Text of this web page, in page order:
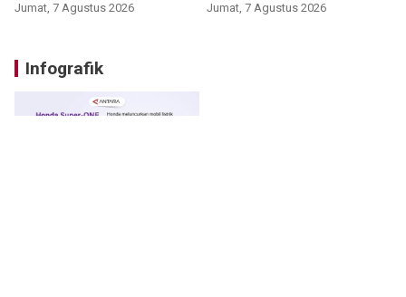
Jumat, 7 Agustus 2026 Jumat, 7 Agustus 2026
Infografik